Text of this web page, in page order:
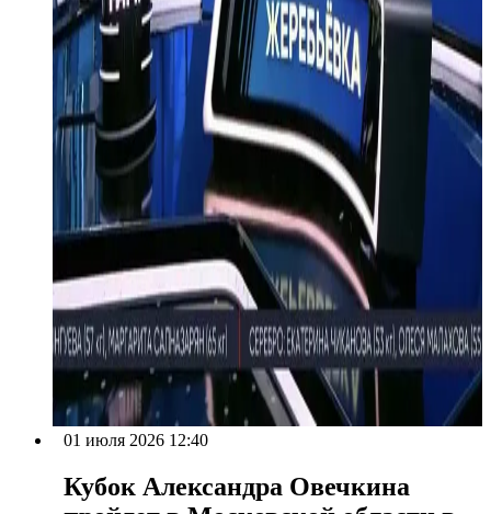
01 июля 2026 12:40
Кубок Александра Овечкина